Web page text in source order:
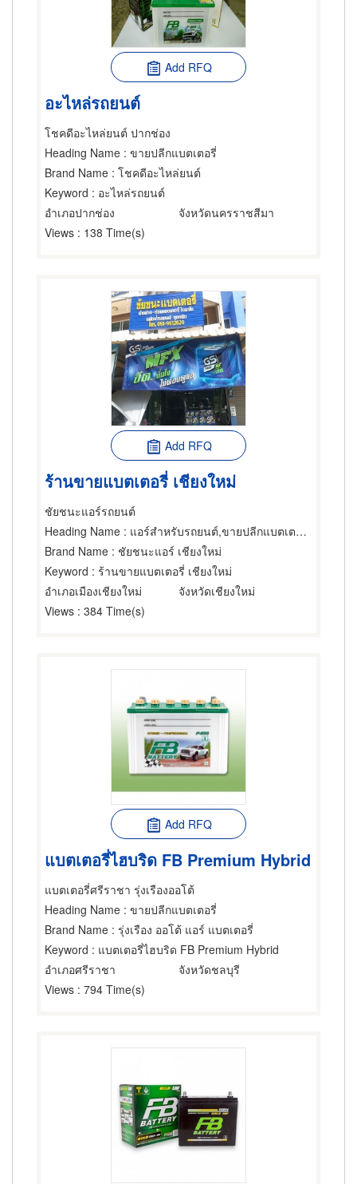
Add RFQ
อะไหล่รถยนต์
โชคดีอะไหล่ยนต์ ปากช่อง
Heading Name : ขายปลีกแบตเตอรี่
Brand Name : โชคดีอะไหล่ยนต์
Keyword : อะไหล่รถยนต์
อำเภอปากช่อง
จังหวัดนครราชสีมา
Views : 138 Time(s)
Add RFQ
ร้านขายแบตเตอรี่ เชียงใหม่
ชัยชนะแอร์รถยนต์
Heading Name : แอร์สำหรับรถยนต์,ขายปลีกแบตเตอรี่,ซ่อมแบตเตอรี่
Brand Name : ชัยชนะแอร์ เชียงใหม่
Keyword : ร้านขายแบตเตอรี่ เชียงใหม่
อำเภอเมืองเชียงใหม่
จังหวัดเชียงใหม่
Views : 384 Time(s)
Add RFQ
แบตเตอรี่ไฮบริด FB Premium Hybrid
แบตเตอรี่ศรีราชา รุ่งเรืองออโต้
Heading Name : ขายปลีกแบตเตอรี่
Brand Name : รุ่งเรือง ออโต้ แอร์ แบตเตอรี่
Keyword : แบตเตอรี่ไฮบริด FB Premium Hybrid
อำเภอศรีราชา
จังหวัดชลบุรี
Views : 794 Time(s)